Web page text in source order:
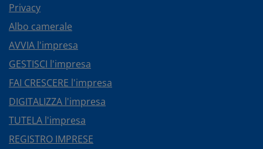
Privacy
Albo camerale
AVVIA l'impresa
GESTISCI l'impresa
FAI CRESCERE l'impresa
DIGITALIZZA l'impresa
TUTELA l'impresa
REGISTRO IMPRESE